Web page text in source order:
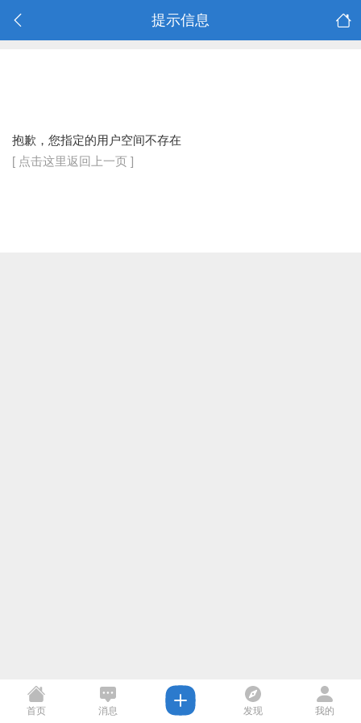
提示信息
抱歉，您指定的用户空间不存在
[ 点击这里返回上一页 ]
首页 消息 发现 我的